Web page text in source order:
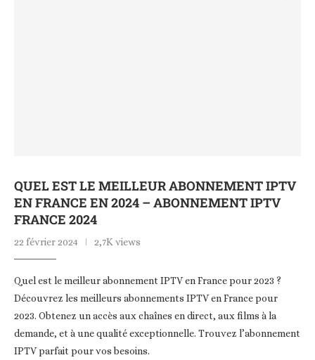
QUEL EST LE MEILLEUR ABONNEMENT IPTV
EN FRANCE EN 2024 – ABONNEMENT IPTV
FRANCE 2024
22 février 2024 2,7K views
Quel est le meilleur abonnement IPTV en France pour 2023 ?
Découvrez les meilleurs abonnements IPTV en France pour
2023. Obtenez un accès aux chaînes en direct, aux films à la
demande, et à une qualité exceptionnelle. Trouvez l’abonnement
IPTV parfait pour vos besoins.